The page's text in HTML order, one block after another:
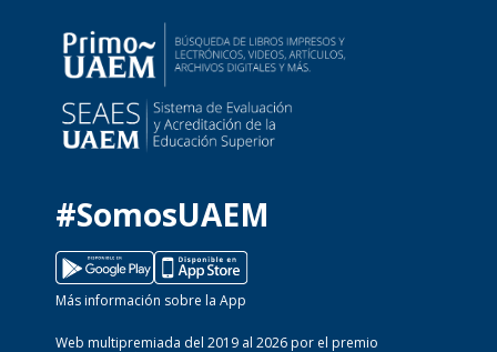
#SomosUAEM
Más información sobre la App
Web multipremiada del 2019 al 2026 por el premio